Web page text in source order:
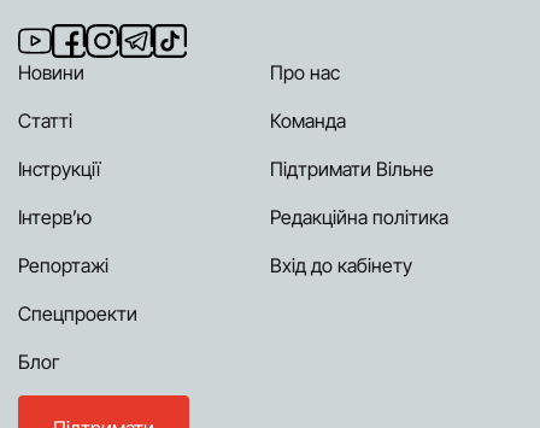
Новини
Статті
Інструкції
Інтерв’ю
Репортажі
Спецпроекти
Блог
Про нас
Команда
Підтримати Вільне
Редакційна політика
Вхід до кабінету